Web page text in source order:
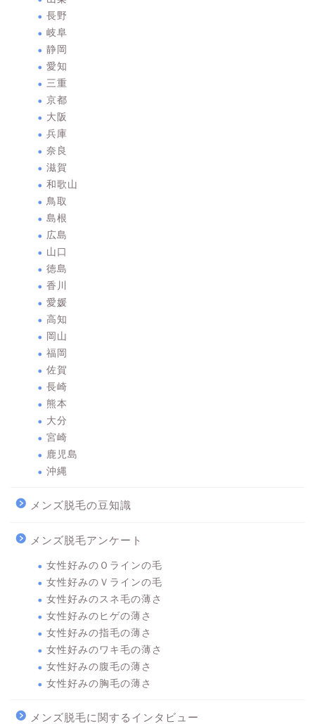
長野
岐阜
静岡
愛知
三重
京都
大阪
兵庫
奈良
滋賀
和歌山
鳥取
島根
広島
山口
徳島
香川
愛媛
高知
岡山
福岡
佐賀
長崎
熊本
大分
宮崎
鹿児島
沖縄
メンズ脱毛の豆知識
メンズ脱毛アンケート
女性好みのＯラインの毛
女性好みのＶラインの毛
女性好みのスネ毛の薄さ
女性好みのヒゲの薄さ
女性好みの指毛の薄さ
女性好みのワキ毛の薄さ
女性好みの腹毛の薄さ
女性好みの胸毛の薄さ
メンズ脱毛に関するインタビュー